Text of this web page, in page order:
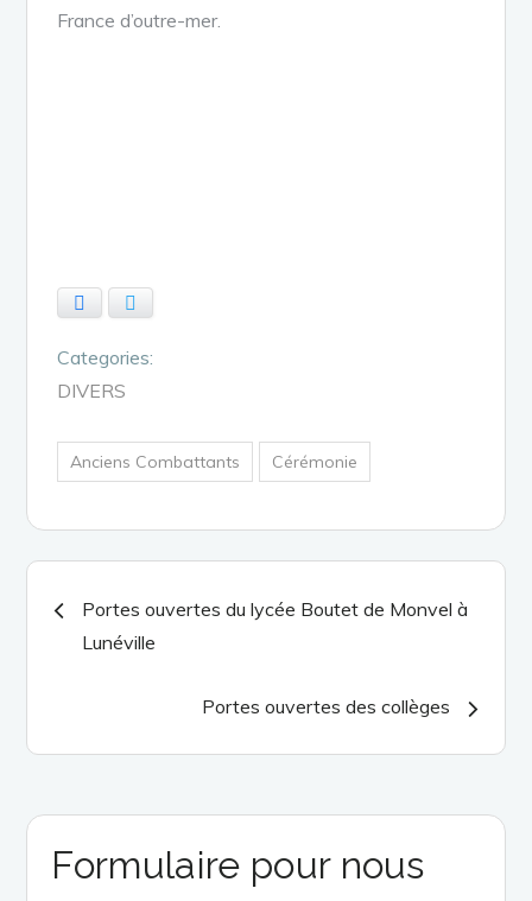
France d’outre-mer.
Categories:
DIVERS
Anciens Combattants Cérémonie
Navigation
de
l’article
Portes ouvertes du lycée Boutet de Monvel à
Lunéville
Portes ouvertes des collèges
Formulaire pour nous